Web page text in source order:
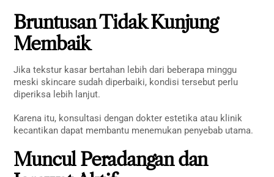
Bruntusan Tidak Kunjung
Membaik
Jika tekstur kasar bertahan lebih dari beberapa minggu
meski skincare sudah diperbaiki, kondisi tersebut perlu
diperiksa lebih lanjut.
Karena itu, konsultasi dengan dokter estetika atau klinik
kecantikan dapat membantu menemukan penyebab utama.
Muncul Peradangan dan